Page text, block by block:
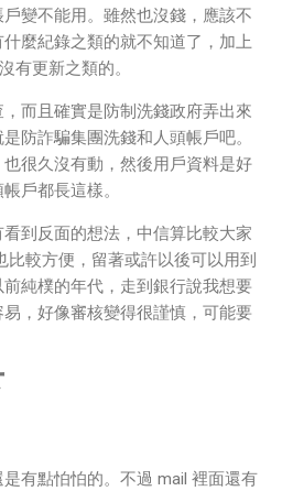
變不能用。雖然也沒錢，應該不
麼紀錄之類的就不知道了，加上
有更新之類的。
而且確實是防制洗錢政府弄出來
防詐騙集團洗錢和人頭帳戶吧。
很久沒有動，然後用戶資料是好
戶都長這樣。
到反面的想法，中信算比較大家
比較方便，留著或許以後可以用到
純樸的年代，走到銀行說我想要
，好像審核變得很謹慎，可能要
有點怕怕的。不過 mail 裡面還有